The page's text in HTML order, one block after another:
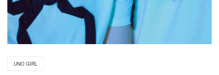
UNO GIRL